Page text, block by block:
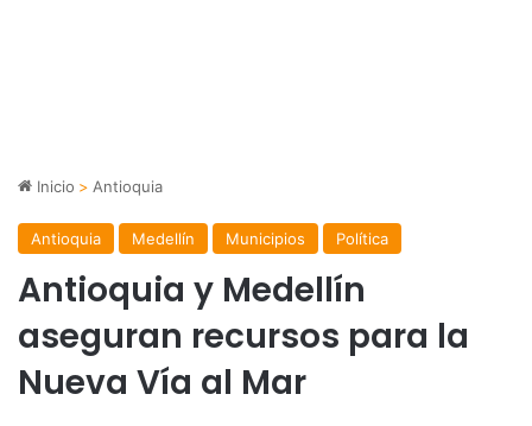
Inicio > Antioquia
Antioquia Medellín Municipios Política
Antioquia y Medellín
aseguran recursos para la
Nueva Vía al Mar